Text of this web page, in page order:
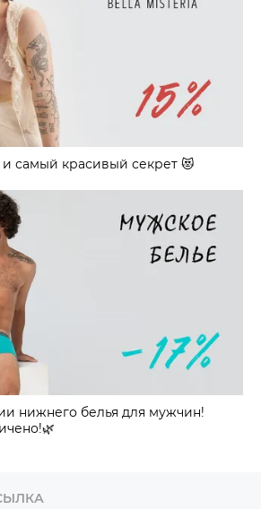
самый красивый секрет 😻
нижнего белья для мужчин!